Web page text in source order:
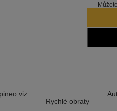
viz
Rychlé obraty